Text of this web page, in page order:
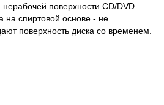
поверхности CD/DVD
на спиртовой основе - не
поверхность диска со временем.